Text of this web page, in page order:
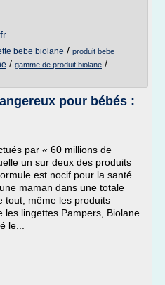
bebe biolane / produit bebe
/ gamme de produit biolane /
pour bébés :
par « 60 millions de
un sur deux des produits
est nocif pour la santé
maman dans une totale
tout, même les produits
lingettes Pampers, Biolane
le...